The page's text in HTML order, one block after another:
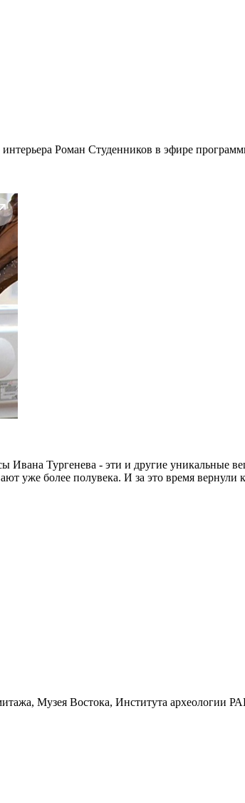
Роман Студенников в эфире
Тургенева - эти и другие уникальные
уже более полувека. И за это время
Музея Востока, Института археологии